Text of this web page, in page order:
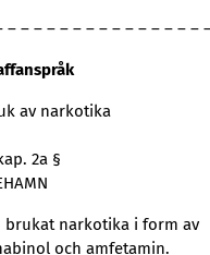
– – – – – – – – – – – – – – –
av narkotika
2a §
brukat narkotika i form av
och amfetamin.